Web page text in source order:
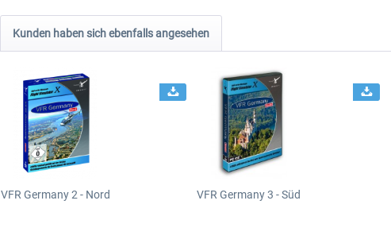
Kunden haben sich ebenfalls angesehen
VFR Germany 2 - Nord VFR Germany 3 - Süd